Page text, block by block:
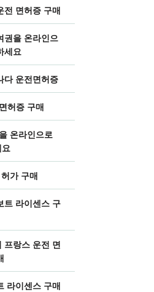
전 면허증 구매
권을 온라인으
세요
다 운전면허증
허증 구매
온라인으로
가 구매
트 라이센스 구
프랑스 운전 면
라이센스 구매